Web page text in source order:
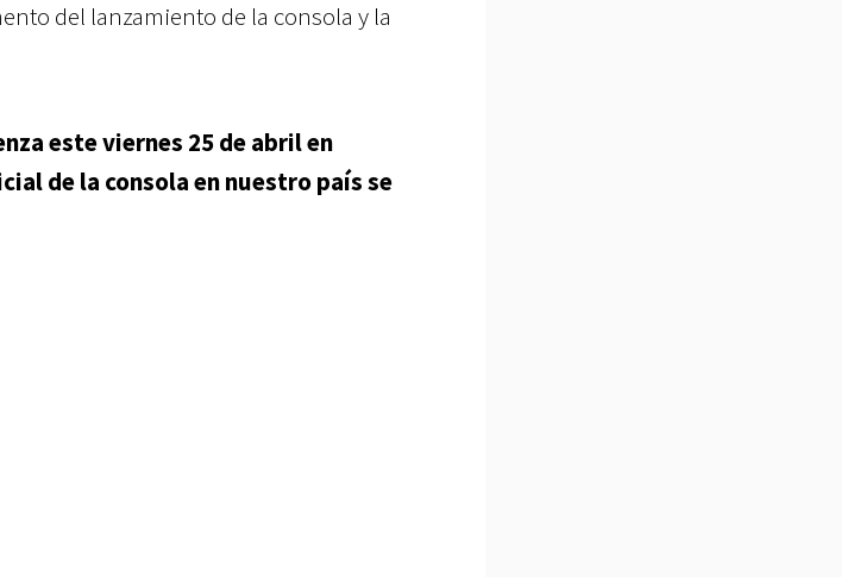
del lanzamiento de la consola y la
este viernes 25 de abril en
de la consola en nuestro país se